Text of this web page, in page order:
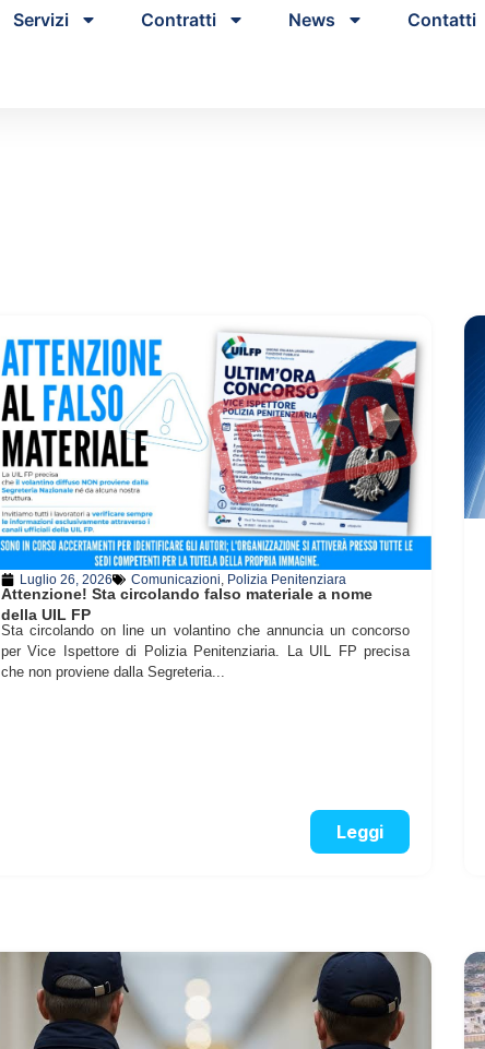
Servizi Contratti News Contatti
Luglio 26, 2026 Comunicazioni, Polizia Penitenziara
Attenzione! Sta circolando falso materiale a nome
della UIL FP
Sta circolando on line un volantino che annuncia un concorso
per Vice Ispettore di Polizia Penitenziaria. La UIL FP precisa
che non proviene dalla Segreteria...
Leggi